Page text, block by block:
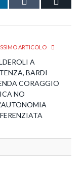
ARTICOLO
A
BARDI
CORAGGIO
NO